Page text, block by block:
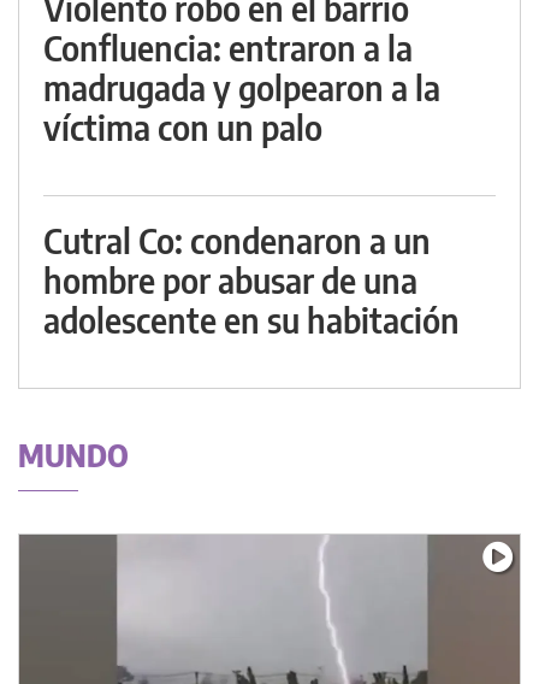
Confluencia: entraron a la
madrugada y golpearon a la
víctima con un palo
Cutral Co: condenaron a un
hombre por abusar de una
adolescente en su habitación
MUNDO